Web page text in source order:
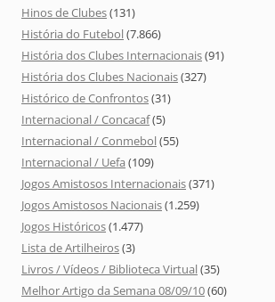
Hinos de Clubes(131)
História do Futebol(7.866)
História dos Clubes Internacionais(91)
História dos Clubes Nacionais(327)
Histórico de Confrontos(31)
Internacional / Concacaf(5)
Internacional / Conmebol(55)
Internacional / Uefa (109)
Jogos Amistosos Internacionais(371)
Jogos Amistosos Nacionais(1.259)
Jogos Históricos(1.477)
Lista de Artilheiros(3)
Livros / Vídeos / Biblioteca Virtual(35)
Melhor Artigo da Semana 08/09/10(60)